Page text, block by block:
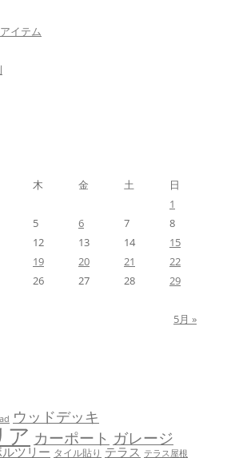
イテム
木 金 土
日
1
5 6 7
8
12 13 14
15
19 20 21
22
26 27 28
29
5月 »
ウッドデッキ
ア カーポート ガレージ
ツリー タイル貼り テラス テラス屋根